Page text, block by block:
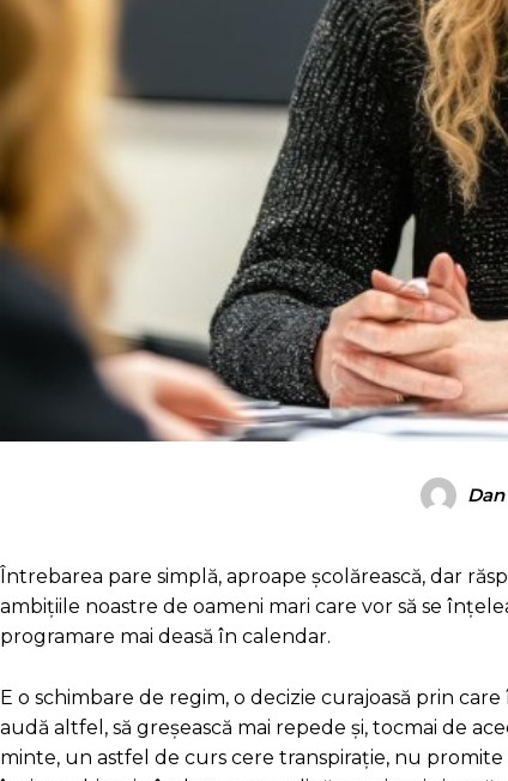
Întrebarea pare simplă, aproape școlărească, dar
ambițiile noastre de oameni mari care vor să se
programare mai deasă în calendar.
E o schimbare de regim, o decizie curajoasă prin
audă altfel, să greșească mai repede și, tocmai de
minte, un astfel de curs cere transpirație, nu